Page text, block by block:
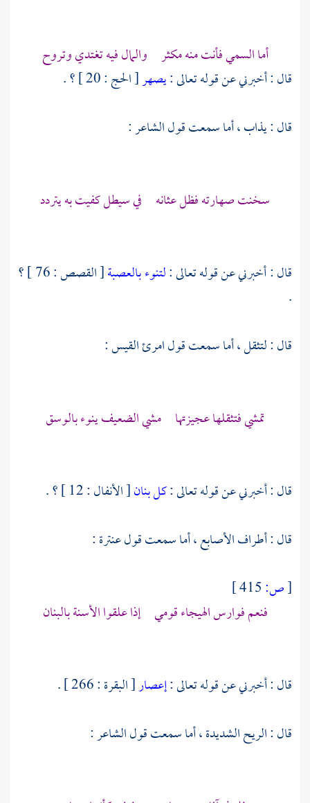
أما السمي فأنت منه مكثر والمال فيه تغتدي وتروح
قال : أخبرني عن قوله تعالى :يصهر[ الحج : 20 ] ؟ .
قال : يذاب ، أما سمعت قول الشاعر :
سخنت صهارته فظل عثانه في سيطل كفيت به يتردد
قال : أخبرني عن قوله تعالى :لتنوء بالعصبة
[ القصص : 76 ] ؟
.
قال : لتثقل ، أما سمعت قولامرئ القيس:
تمشي فتثقلها عجيزتها مشي الضعيف ينوء بالوسق
قال : أخبرني عن قوله تعالى :كل بنان[ الأنفال : 12 ] ؟ .
قال : أطراف الأصابع ، أما سمعت قولعنترة:
[ص:
فنعم فوارس الهيجاء قومي إذا علقوا الأسنة بالبنان
قال : أخبرني عن قوله تعالى :إعصار[ البقرة : 266 ] .
قال : الريح الشديدة ، أما سمعت قول الشاعر :